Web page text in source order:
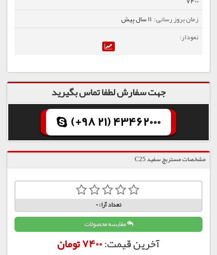
11 سال پیش
جهت سفارش لطفا تماس بگیرید
(+98 21) 43462000
مشخصات مستربچ سفید C25
تعداد آرا:0
مقایسه محصولات
آخرین قیمت:7400 تومان